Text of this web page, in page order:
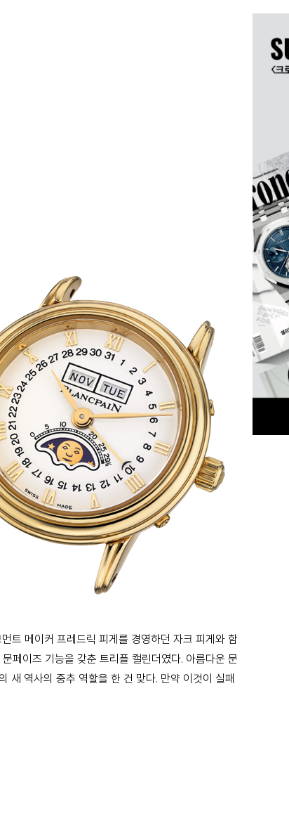
트 메이커 프레드릭 피게를 경영하던 자크 피게와 함
페이즈 기능을 갖춘 트리플 캘린더였다. 아름다운 문
새 역사의 중추 역할을 한 건 맞다. 만약 이것이 실패